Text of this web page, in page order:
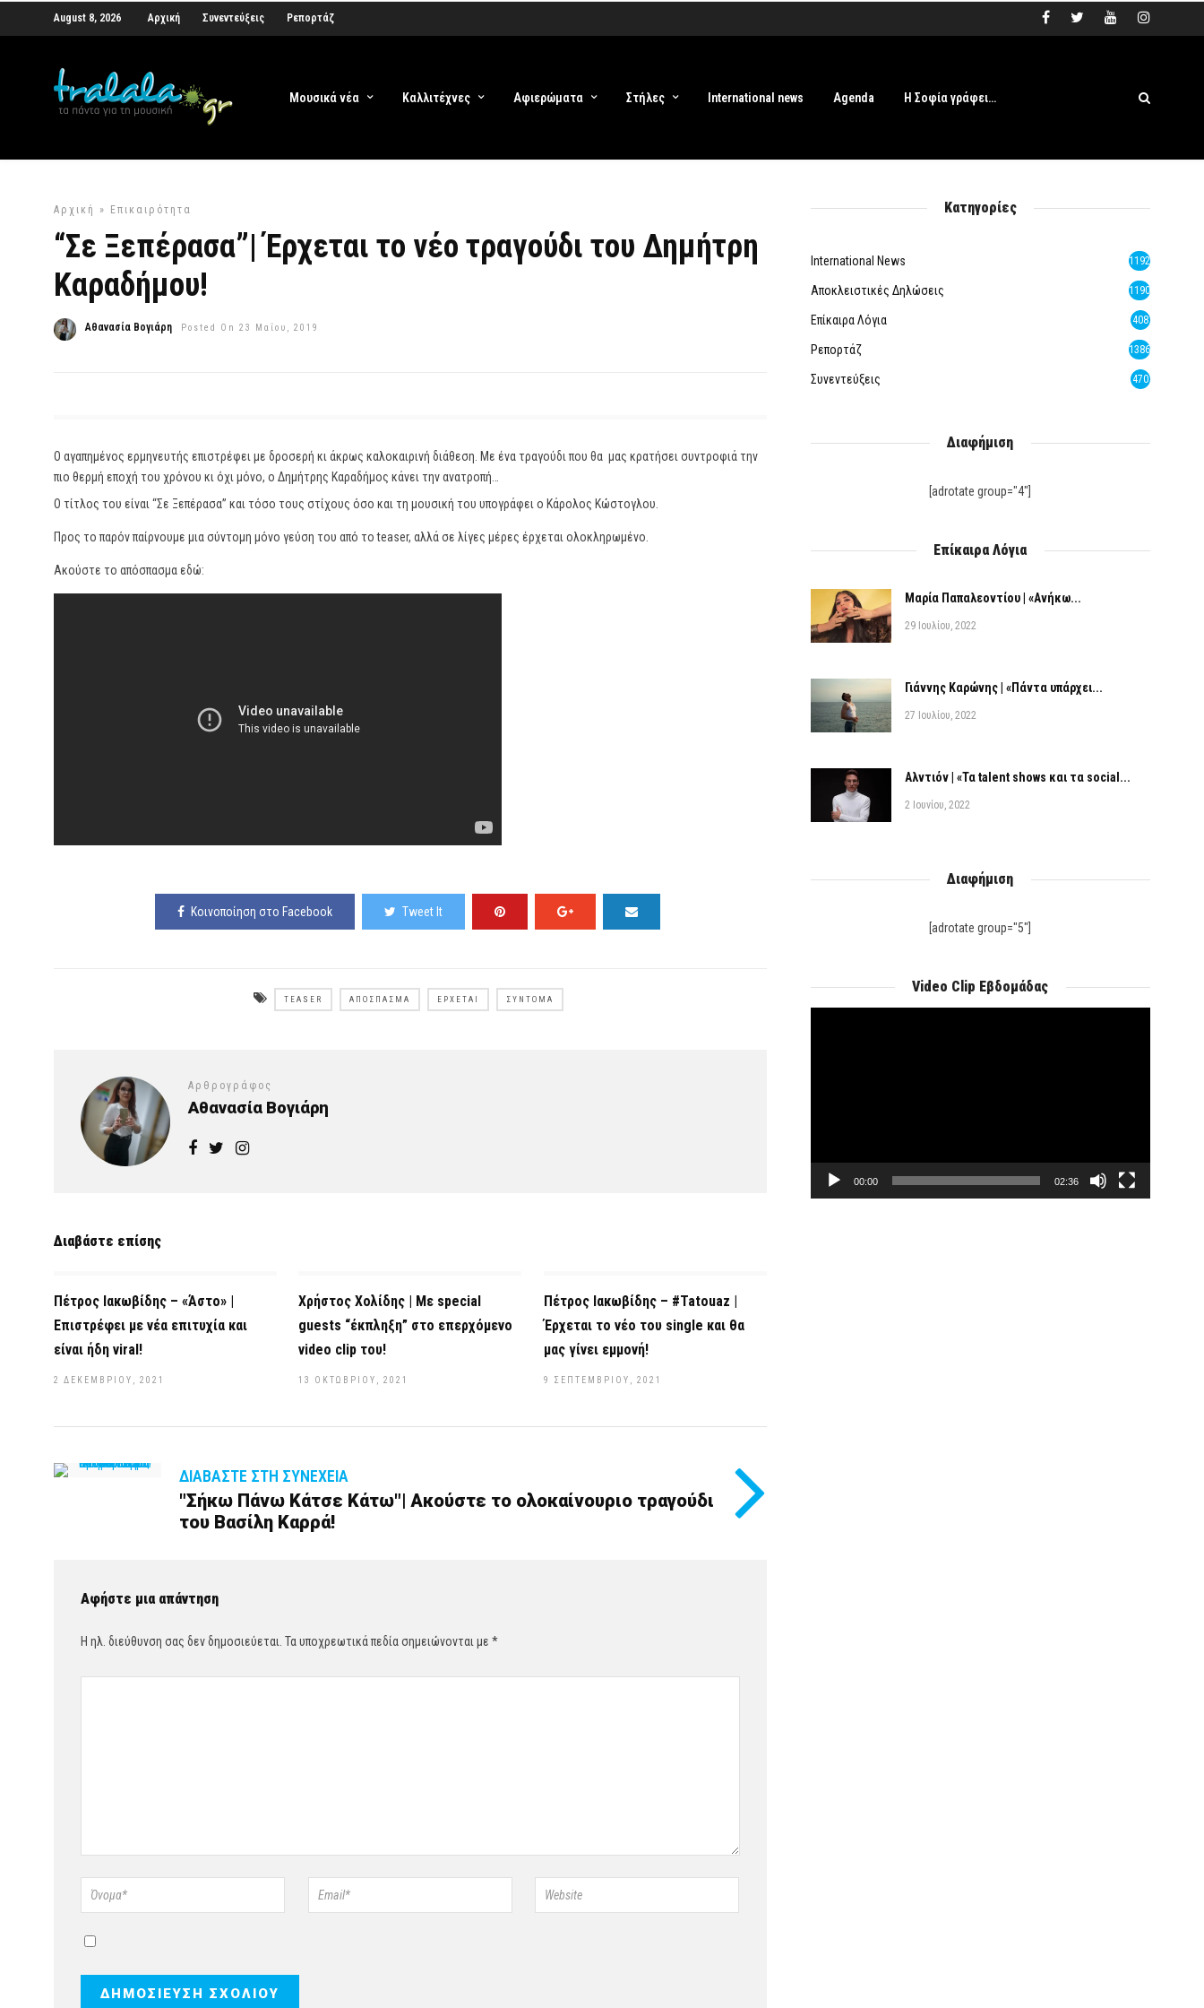
August 8, 2026 Αρχική Συνεντεύξεις Ρεπορτάζ
Μουσικά νέα Καλλιτέχνες Αφιερώματα Στήλες International news Agenda Η Σοφία γράφει…
Αρχική » Επικαιρότητα
“Σε Ξεπέρασα”| Έρχεται το νέο τραγούδι του Δημήτρη
Καραδήμου!
Αθανασία Βογιάρη Posted On 23 Μαΐου, 2019
Ο αγαπημένος ερμηνευτής επιστρέφει με δροσερή κι άκρως καλοκαιρινή διάθεση. Με ένα τραγούδι που θα μας κρατήσει συντροφιά την
πιο θερμή εποχή του χρόνου κι όχι μόνο, ο Δημήτρης Καραδήμος κάνει την ανατροπή…
Ο τίτλος του είναι “Σε Ξεπέρασα” και τόσο τους στίχους όσο και τη μουσική του υπογράφει ο Κάρολος Κώστογλου.
Προς το παρόν παίρνουμε μια σύντομη μόνο γεύση του από το teaser, αλλά σε λίγες μέρες έρχεται ολοκληρωμένο.
Ακούστε το απόσπασμα εδώ:
Κοινοποίηση στο Facebook Tweet It
TEASER ΑΠΟΣΠΑΣΜΑ ΈΡΧΕΤΑΙ ΣΎΝΤΟΜΑ
Αρθρογράφος
Αθανασία Βογιάρη
Διαβάστε επίσης
Πέτρος Ιακωβίδης – «Άστο» |
Επιστρέφει με νέα επιτυχία και
είναι ήδη viral!
2 ΔΕΚΕΜΒΡΊΟΥ, 2021
Χρήστος Χολίδης | Με special
guests “έκπληξη” στο επερχόμενο
video clip του!
13 ΟΚΤΩΒΡΊΟΥ, 2021
Πέτρος Ιακωβίδης – #Tatouaz |
Έρχεται το νέο του single και θα
μας γίνει εμμονή!
9 ΣΕΠΤΕΜΒΡΊΟΥ, 2021
ΔΙΑΒΆΣΤΕ ΣΤΗ ΣΥΝΈΧΕΙΑ
"Σήκω Πάνω Κάτσε Κάτω"| Ακούστε το ολοκαίνουριο τραγούδι
του Βασίλη Καρρά!
Αφήστε μια απάντηση
Η ηλ. διεύθυνση σας δεν δημοσιεύεται. Τα υποχρεωτικά πεδία σημειώνονται με *
Κατηγορίες
International News 1192
Αποκλειστικές Δηλώσεις 1190
Επίκαιρα Λόγια 408
Ρεπορτάζ 1386
Συνεντεύξεις 470
Διαφήμιση
[adrotate group="4"]
Επίκαιρα Λόγια
Μαρία Παπαλεοντίου | «Ανήκω...
29 Ιουλίου, 2022
Γιάννης Καρώνης | «Πάντα υπάρχει...
27 Ιουλίου, 2022
Αλντιόν | «Τα talent shows και τα social...
2 Ιουνίου, 2022
Διαφήμιση
[adrotate group="5"]
Video Clip Εβδομάδας
00:00 02:36